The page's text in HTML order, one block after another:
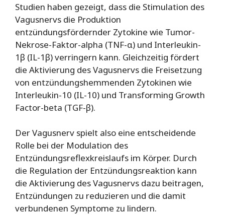
Studien haben gezeigt, dass die Stimulation des
Vagusnervs die Produktion
entzündungsfördernder Zytokine wie Tumor-
Nekrose-Faktor-alpha (TNF-α) und Interleukin-
1β (IL-1β) verringern kann. Gleichzeitig fördert
die Aktivierung des Vagusnervs die Freisetzung
von entzündungshemmenden Zytokinen wie
Interleukin-10 (IL-10) und Transforming Growth
Factor-beta (TGF-β).
Der Vagusnerv spielt also eine entscheidende
Rolle bei der Modulation des
Entzündungsreflexkreislaufs im Körper. Durch
die Regulation der Entzündungsreaktion kann
die Aktivierung des Vagusnervs dazu beitragen,
Entzündungen zu reduzieren und die damit
verbundenen Symptome zu lindern.